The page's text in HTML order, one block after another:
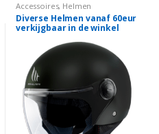
Accessoires, Helmen
Diverse Helmen vanaf 60eur
verkijgbaar in de winkel